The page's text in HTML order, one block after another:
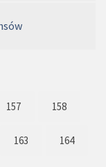
157 158
163 164